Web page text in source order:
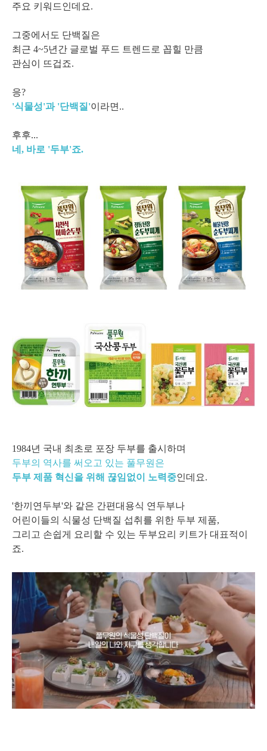
주요 키워드인데요.
그중에서도 단백질은
최근 4~5년간 글로벌 푸드 트렌드로 꼽힐 만큼
관심이 뜨겁죠.
응?
'식물성'과 '단백질'이라면..
후후...
네, 바로 '두부'죠.
1984년 국내 최초로 포장 두부를 출시하며
두부의 역사를 써오고 있는 풀무원은
두부 제품 혁신을 위해 끊임없이 노력중인데요.
'한끼연두부'와 같은 간편대용식 연두부나
어린이들의 식물성 단백질 섭취를 위한 두부 제품,
그리고 손쉽게 요리할 수 있는 두부요리 키트가 대표적이
죠.